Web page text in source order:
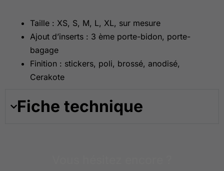
Taille : XS, S, M, L, XL, sur mesure
Ajout d’inserts : 3 ème porte-bidon, porte-
bagage
Finition : stickers, poli, brossé, anodisé,
Cerakote
Fiche technique